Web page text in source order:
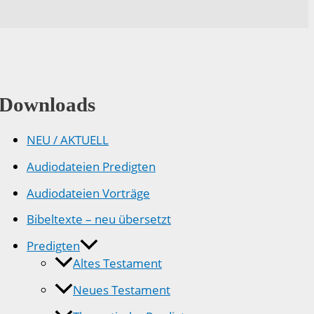
NEU / AKTUELL
Audiodateien Predigten
Audiodateien Vorträge
Bibeltexte – neu übersetzt
Predigten
Altes Testament
Neues Testament